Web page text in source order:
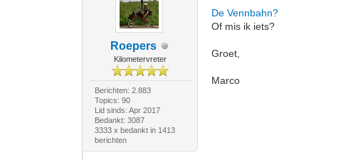
Roepers
Kilometervreter
Berichten: 2.883
Topics: 90
Lid sinds: Apr 2017
Bedankt: 3087
3333 x bedankt in 1413
berichten
De Vennbahn?
Of mis ik iets?
Groet,
Marco